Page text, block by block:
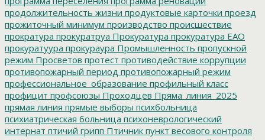
продолжительность жизни продуктовые карточки проезд
прожиточный минимум производство происшествие
прократура прокуратруа Прокуратура прокуратура ЕАО
прокуратуура прокураура Промышленность пропускной
режим Просветов протест противодействие коррупции
противопожарный период противопожарный режим
профессиональное_образование профильный класс
профицит профсоюзы Проходцев Пряма_линия_2025
прямая линия прямые выборы психбольница
психиатрическая больница психоневрологический
интернат птичий грипп Птичник пункт весового контроля